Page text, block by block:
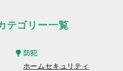
テゴリー一覧
防犯
ホームセキュリティ